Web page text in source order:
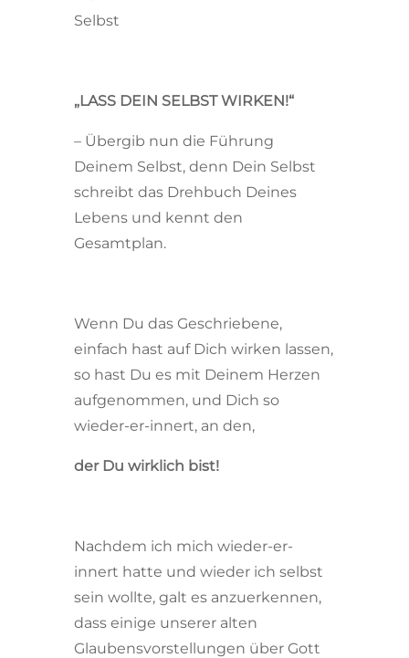
Selbst
„LASS DEIN SELBST WIRKEN!“
– Übergib nun die Führung
Deinem Selbst, denn Dein Selbst
schreibt das Drehbuch Deines
Lebens und kennt den
Gesamtplan.
Wenn Du das Geschriebene,
einfach hast auf Dich wirken lassen,
so hast Du es mit Deinem Herzen
aufgenommen, und Dich so
wieder-er-innert, an den,
der Du wirklich bist!
Nachdem ich mich wieder-er-
innert hatte und wieder ich selbst
sein wollte, galt es anzuerkennen,
dass einige unserer alten
Glaubensvorstellungen über Gott